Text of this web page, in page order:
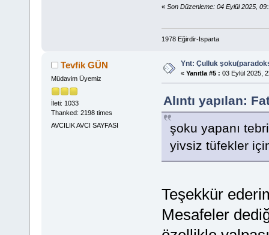
« Son Düzenleme: 04 Eylül 2025,
1978 Eğirdir-Isparta
Tevfik GÜN
Müdavim Üyemiz
İleti: 1033
Thanked: 2198 times
AVCILIK AVCI SAYFASI
Ynt: Çulluk
« Yanıtla #5 : 03 Eylül 2025,
Alıntı yapılan:
şoku yapanı
yivsiz tüfekler
Teşekkür
Mesafeler